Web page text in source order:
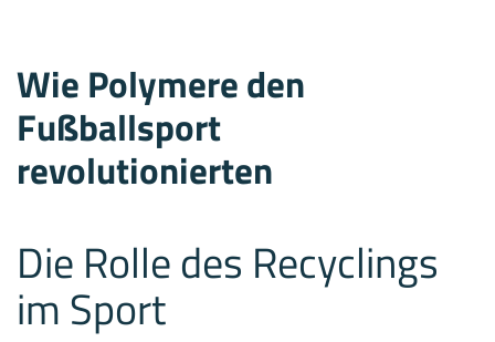
Wie Polymere den
Fußballsport
revolutionierten
Die Rolle des Recyclings
im Sport